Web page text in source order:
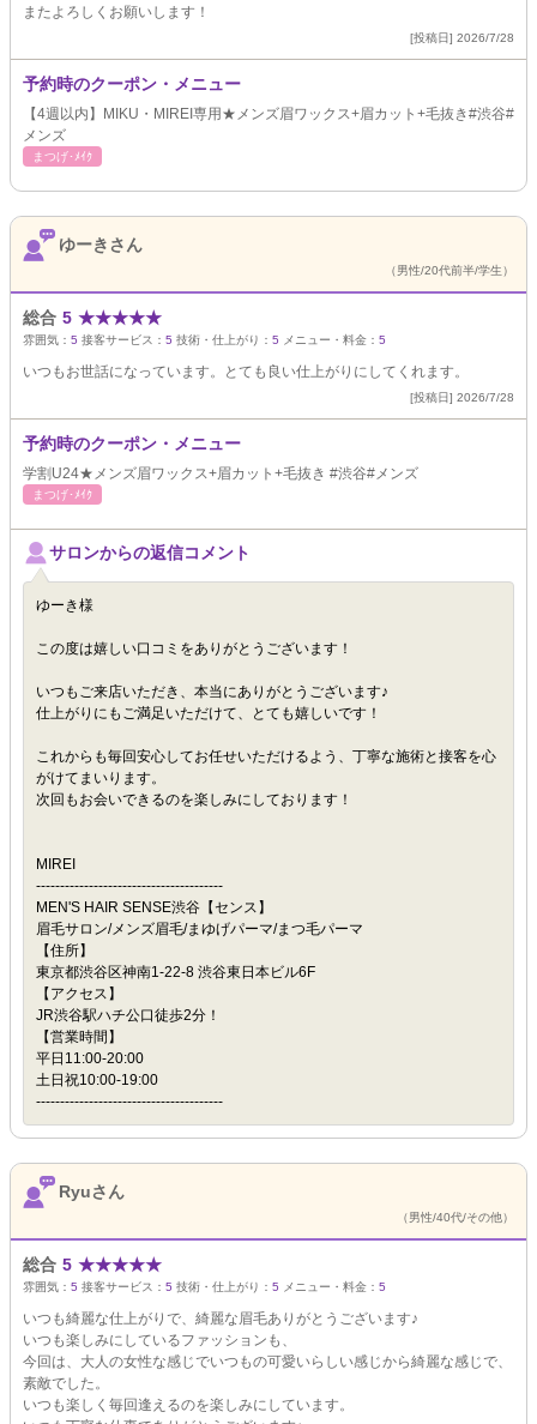
またよろしくお願いします！
[投稿日] 2026/7/28
予約時のクーポン・メニュー
【4週以内】MIKU・MIREI専用★メンズ眉ワックス+眉カット+毛抜き#渋谷#
メンズ
まつげ･ﾒｲｸ
ゆーきさん
（男性/20代前半/学生）
総合 5 ★★★★★
雰囲気： 5 接客サービス： 5 技術・仕上がり： 5 メニュー・料金： 5
いつもお世話になっています。とても良い仕上がりにしてくれます。
[投稿日] 2026/7/28
予約時のクーポン・メニュー
学割U24★メンズ眉ワックス+眉カット+毛抜き #渋谷#メンズ
まつげ･ﾒｲｸ
サロンからの返信コメント
ゆーき様
この度は嬉しい口コミをありがとうございます！
いつもご来店いただき、本当にありがとうございます♪
仕上がりにもご満足いただけて、とても嬉しいです！
これからも毎回安心してお任せいただけるよう、丁寧な施術と接客を心
がけてまいります。
次回もお会いできるのを楽しみにしております！
MIREI
---------------------------------------
MEN'S HAIR SENSE渋谷【センス】
眉毛サロン/メンズ眉毛/まゆげパーマ/まつ毛パーマ
【住所】
東京都渋谷区神南1-22-8 渋谷東日本ビル6F
【アクセス】
JR渋谷駅ハチ公口徒歩2分！
【営業時間】
平日11:00-20:00
土日祝10:00-19:00
---------------------------------------
Ryuさん
（男性/40代/その他）
総合 5 ★★★★★
雰囲気： 5 接客サービス： 5 技術・仕上がり： 5 メニュー・料金： 5
いつも綺麗な仕上がりで、綺麗な眉毛ありがとうございます♪
いつも楽しみにしているファッションも、
今回は、大人の女性な感じでいつもの可愛いらしい感じから綺麗な感じで、
素敵でした。
いつも楽しく毎回逢えるのを楽しみにしています。